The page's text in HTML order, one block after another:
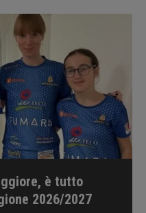
è tutto
2026/2027